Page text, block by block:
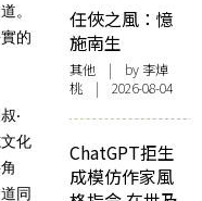
。
的
‧
化
同
任俠之風：憶
施南生
其他 | by 李焯
桃 | 2026-08-04
ChatGPT拒生
成模仿作家風